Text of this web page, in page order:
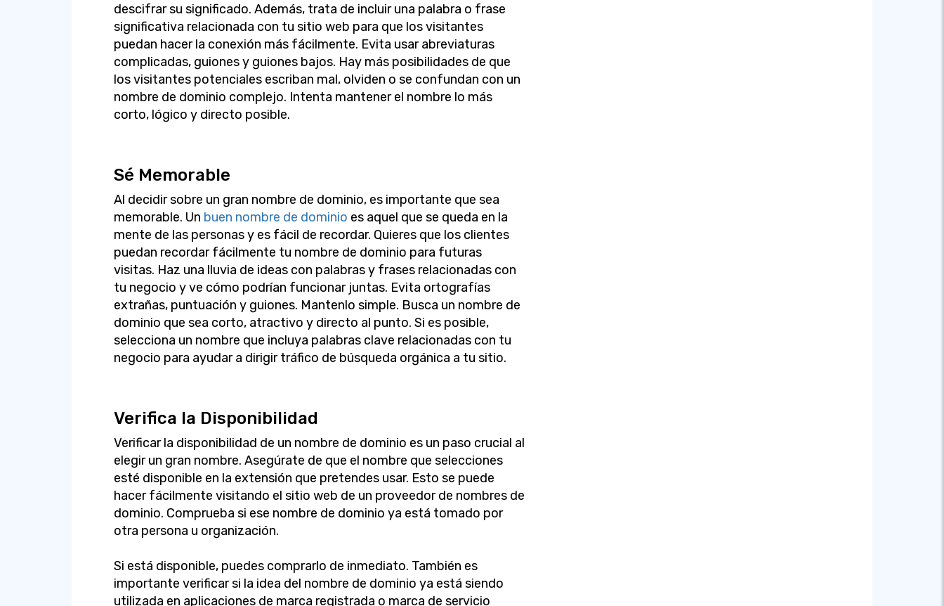
descifrar su significado. Además, trata de incluir una palabra o frase
significativa relacionada con tu sitio web para que los visitantes
puedan hacer la conexión más fácilmente. Evita usar abreviaturas
complicadas, guiones y guiones bajos. Hay más posibilidades de que
los visitantes potenciales escriban mal, olviden o se confundan con un
nombre de dominio complejo. Intenta mantener el nombre lo más
corto, lógico y directo posible.
Sé Memorable
Al decidir sobre un gran nombre de dominio, es importante que sea
memorable. Un buen nombre de dominio es aquel que se queda en la
mente de las personas y es fácil de recordar. Quieres que los clientes
puedan recordar fácilmente tu nombre de dominio para futuras
visitas. Haz una lluvia de ideas con palabras y frases relacionadas con
tu negocio y ve cómo podrían funcionar juntas. Evita ortografías
extrañas, puntuación y guiones. Mantenlo simple. Busca un nombre de
dominio que sea corto, atractivo y directo al punto. Si es posible,
selecciona un nombre que incluya palabras clave relacionadas con tu
negocio para ayudar a dirigir tráfico de búsqueda orgánica a tu sitio.
Verifica la Disponibilidad
Verificar la disponibilidad de un nombre de dominio es un paso crucial al
elegir un gran nombre. Asegúrate de que el nombre que selecciones
esté disponible en la extensión que pretendes usar. Esto se puede
hacer fácilmente visitando el sitio web de un proveedor de nombres de
dominio. Comprueba si ese nombre de dominio ya está tomado por
otra persona u organización.
Si está disponible, puedes comprarlo de inmediato. También es
importante verificar si la idea del nombre de dominio ya está siendo
utilizada en aplicaciones de marca registrada o marca de servicio